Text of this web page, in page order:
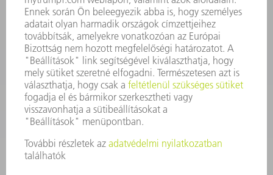
szerszam@hu.trumpf.com
KAPCSOLAT
Alkatrész
3628576035
08.00 - 16.30
alkatresz@hu.trumpf.com